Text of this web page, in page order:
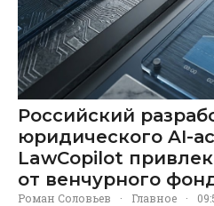
Российский
юридического AI-
LawCopilot
от венчурного
Роман Соловьев · Главное ·